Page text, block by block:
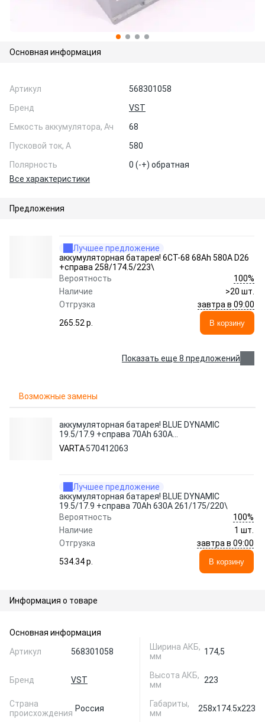
Основная информация
Артикул
568301058
Бренд
VST
Емкость аккумулятора, Ач
68
Пусковой ток, А
580
Полярность
0 (-+) обратная
Все характеристики
Предложения
Лучшее предложение
аккумуляторная батарея! 6СТ-68 68Ah 580A D26
+справа 258/174.5/223\
Вероятность
100%
Наличие
>20 шт.
Отгрузка
завтра в 09:00
265.52 p.
В корзину
Показать еще 8 предложений
Возможные замены
аккумуляторная батарея! BLUE DYNAMIC
19.5/17.9 +справа 70Ah 630A
261/175/220\
VARTA570412063
Лучшее предложение
аккумуляторная батарея! BLUE DYNAMIC
19.5/17.9 +справа 70Ah 630A 261/175/220\
Вероятность
100%
Наличие
1 шт.
Отгрузка
завтра в 09:00
534.34 p.
В корзину
Информация о товаре
Основная информация
Артикул
568301058
Бренд VST
Страна
происхождения Россия
Ширина АКБ,
мм
174,5
Высота АКБ,
мм
223
Габариты,
мм
258x174.5x223